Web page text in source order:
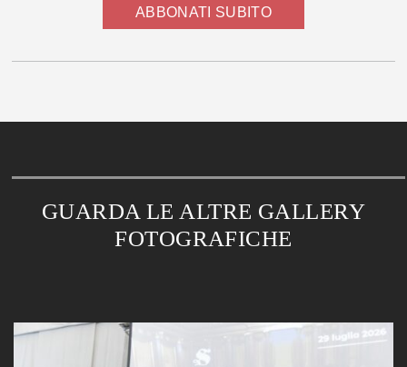
ABBONATI SUBITO
GUARDA LE ALTRE GALLERY
FOTOGRAFICHE